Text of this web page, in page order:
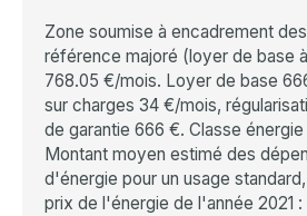
Zone soumise à encadrement
référence majoré (loyer de base
768.05 €/mois. Loyer de base
sur charges 34 €/mois,
de garantie 666 €. Classe
Montant moyen estimé des
d'énergie pour un usage
prix de l'énergie de l'année 2021 :